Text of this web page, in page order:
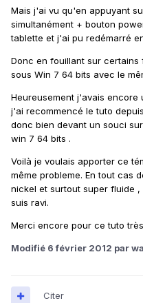
Mais j'ai vu qu'en appuyant
simultanément + bouton
tablette et j'ai pu redémarré
Donc en fouillant sur
sous Win 7 64 bits avec le
Heureusement j'avais encore
j'ai recommencé le tuto
donc bien devant un souci
win 7 64 bits .
Voilà je voulais apporter ce
même probleme. En tout cas
nickel et surtout super fluide
suis ravi.
Merci encore pour ce tuto
Modifié 6 février 2012 par
Citer